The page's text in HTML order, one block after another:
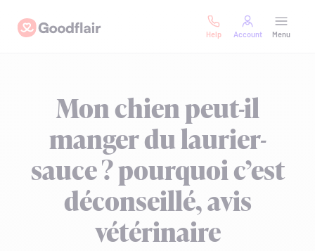
content
Goodflair
Help Account Menu
Mon chien peut-il
manger du laurier-
sauce ? pourquoi c’est
déconseillé, avis
vétérinaire